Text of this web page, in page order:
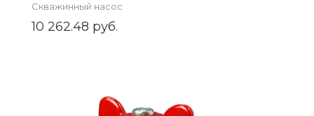
Скважинный насос
10 262.48 руб.